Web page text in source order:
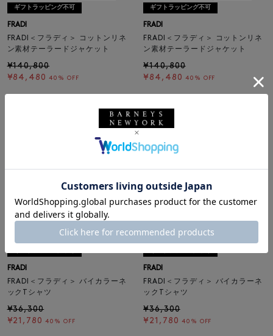
ギフトラッピング不可
FRADI
FRADI＜フラディ＞ コットンリネ
ン素材テーラードジャケット
¥140,800
¥84,480 40% OFF
ギフトラッピング不可
FRADI
FRADI＜フラディ＞ コットンリネ
ン素材テーラードジャケット
¥140,800
¥84,480 40% OFF
返品不可
FRADI
FRADI＜フラディ＞ バイカラーネ
ックTシャツ
¥36,300
¥21,780 40% OFF
SALE SOLDOUT
FRADI
FRADI＜フラディ＞ バイカラーネ
ックTシャツ
¥36,300
¥21,780 40% OFF